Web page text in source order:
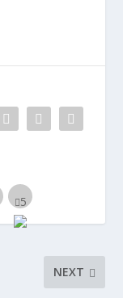
NEXT